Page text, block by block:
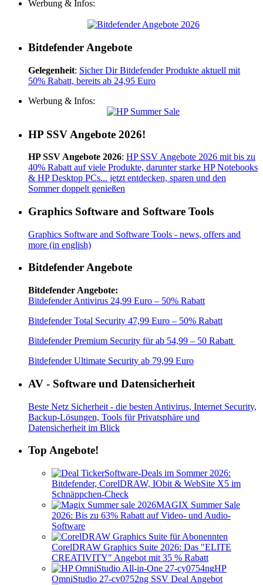
Werbung & Infos:
Bitdefender Angebote
Gelegenheit: Sicher Dir Bitdefender Produkte aktuell mit
50% Rabatt, bereits ab 24,95 Euro
Werbung & Infos:
HP SSV Angebote 2026!
HP SSV Angebote 2026: HP SSV Angebote 2026 mit bis zu
40% Rabatt auf viele Produkte, darunter starke HP Notebooks
& HP Desktop PCs... jetzt entdecken, sparen und den
Sommer doppelt genießen
Graphics Software and Software Tools
Graphics Software and Software Tools - news, offers and
more (in english)
Bitdefender Angebote
Bitdefender Angebote:
Bitdefender Antivirus 24,99 Euro – 50% Rabatt
Bitdefender Total Security 47,99 Euro – 50% Rabatt
Bitdefender Premium Security für ab 54,99 – 50 Rabatt
Bitdefender Ultimate Security ab 79,99 Euro
AV - Software und Datensicherheit
Beste Netz Sicherheit - die besten Antivirus, Internet Security,
Backup-Lösungen, Tools für Privatsphäre und
Datensicherheit im Blick
Top Angebote!
Software-Deals im Sommer 2026:
Bitdefender, CorelDRAW, IObit & WebSite X5 im
Schnäppchen-Check
MAGIX Summer Sale
2026: Bis zu 63% Rabatt auf Video- und Audio-
Software
CorelDRAW Graphics Suite 2026: Das "ELITE
CREATIVITY" Angebot mit 35 % Rabatt
HP
OmniStudio 27-cv0752ng SSV Deal Angebot